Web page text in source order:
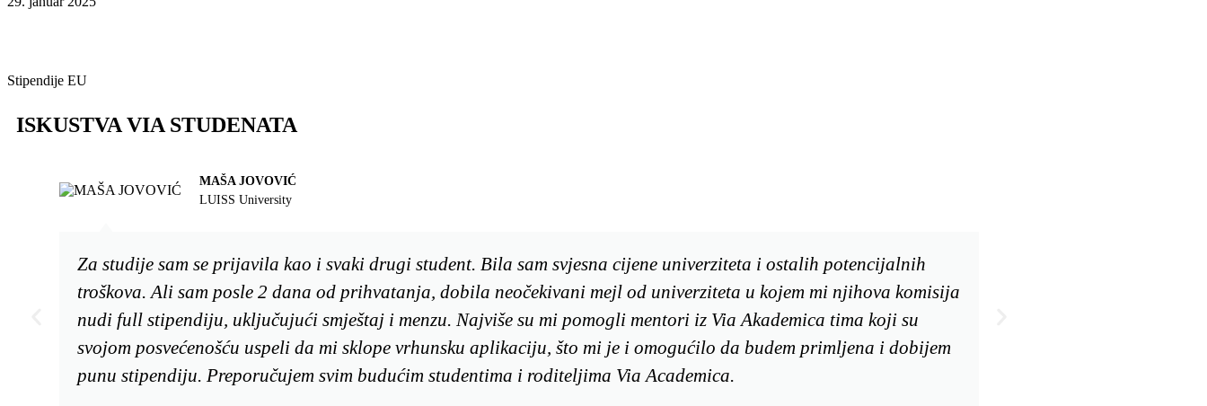
Stipendije EU
ISKUSTVA VIA STUDENATA
Za studije sam se prijavila kao i svaki drugi student. Bila sam svjesna cijene univerziteta i ostalih potencijalnih
troškova. Ali sam posle 2 dana od prihvatanja, dobila neočekivani mejl od univerziteta u kojem mi njihova komisija
nudi full stipendiju, uključujući smještaj i menzu. Najviše su mi pomogli mentori iz Via Akademica tima koji su
svojom posvećenošću uspeli da mi sklope vrhunsku aplikaciju, što mi je i omogućilo da budem primljena i dobijem
punu stipendiju. Preporučujem svim budućim studentima i roditeljima Via Academica.
MAŠA JOVOVIĆ
LUISS University